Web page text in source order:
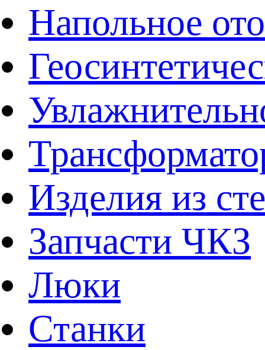
Напольное
Изделия из
Запчасти ЧКЗ
Люки
Станки